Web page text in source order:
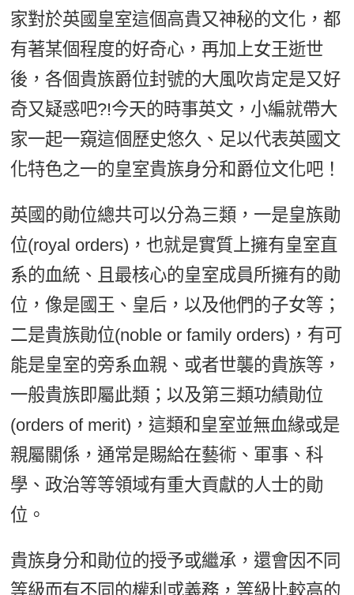
家對於英國皇室這個高貴又神秘的文化，都
有著某個程度的好奇心，再加上女王逝世
後，各個貴族爵位封號的大風吹肯定是又好
奇又疑惑吧?!今天的時事英文，小編就帶大
家一起一窺這個歷史悠久、足以代表英國文
化特色之一的皇室貴族身分和爵位文化吧！
英國的勛位總共可以分為三類，一是皇族勛
位(royal orders)，也就是實質上擁有皇室直
系的血統、且最核心的皇室成員所擁有的勛
位，像是國王、皇后，以及他們的子女等；
二是貴族勛位(noble or family orders)，有可
能是皇室的旁系血親、或者世襲的貴族等，
一般貴族即屬此類；以及第三類功績勛位
(orders of merit)，這類和皇室並無血緣或是
親屬關係，通常是賜給在藝術、軍事、科
學、政治等等領域有重大貢獻的人士的勛
位。
貴族身分和勛位的授予或繼承，還會因不同
等級而有不同的權利或義務，等級比較高的